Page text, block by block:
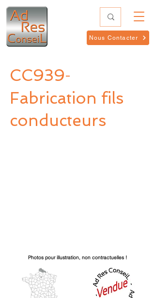
Nous Contacter
CC939-
Fabrication fils
conducteurs
Photos pour illustration, non contractuelles !